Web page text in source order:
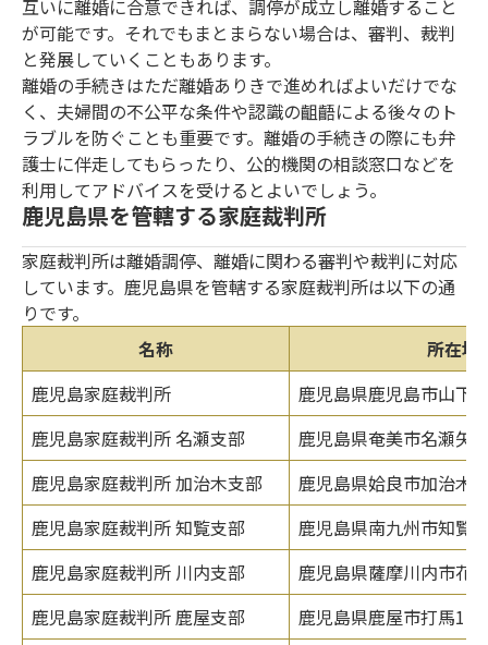
互いに離婚に合意できれば、調停が成立し離婚すること
が可能です。それでもまとまらない場合は、審判、裁判
と発展していくこともあります。
離婚の手続きはただ離婚ありきで進めればよいだけでな
く、夫婦間の不公平な条件や認識の齟齬による後々のト
ラブルを防ぐことも重要です。離婚の手続きの際にも弁
護士に伴走してもらったり、公的機関の相談窓口などを
利用してアドバイスを受けるとよいでしょう。
鹿児島県を管轄する家庭裁判所
家庭裁判所は離婚調停、離婚に関わる審判や裁判に対応
しています。鹿児島県を管轄する家庭裁判所は以下の通
りです。
名称
所在地
鹿児島家庭裁判所
鹿児島県鹿児島市山下
鹿児島家庭裁判所 名瀬支部
鹿児島県奄美市名瀬矢
鹿児島家庭裁判所 加治木支部
鹿児島県姶良市加治木
鹿児島家庭裁判所 知覧支部
鹿児島県南九州市知覧
鹿児島家庭裁判所 川内支部
鹿児島県薩摩川内市花
鹿児島家庭裁判所 鹿屋支部
鹿児島県鹿屋市打馬1-